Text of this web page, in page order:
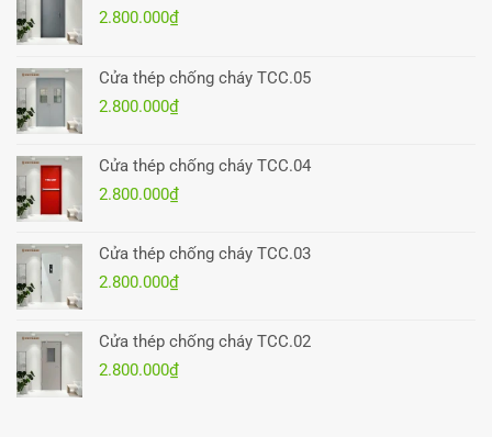
2.800.000₫
Cửa thép chống cháy TCC.05
2.800.000₫
Cửa thép chống cháy TCC.04
2.800.000₫
Cửa thép chống cháy TCC.03
2.800.000₫
Cửa thép chống cháy TCC.02
2.800.000₫